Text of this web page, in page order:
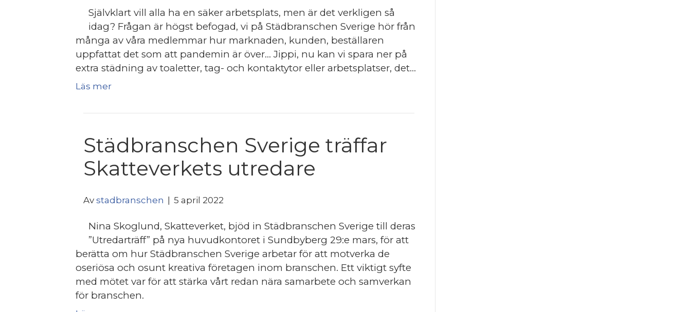
Självklart vill alla ha en säker arbetsplats, men är det verkligen så
idag? Frågan är högst befogad, vi på Städbranschen Sverige hör från
många av våra medlemmar hur marknaden, kunden, beställaren
uppfattat det som att pandemin är över… Jippi, nu kan vi spara ner på
extra städning av toaletter, tag- och kontaktytor eller arbetsplatser, det…
Läs mer
Städbranschen Sverige träffar
Skatteverkets utredare
Av stadbranschen 5 april 2022
Nina Skoglund, Skatteverket, bjöd in Städbranschen Sverige till deras
”Utredarträff” på nya huvudkontoret i Sundbyberg 29:e mars, för att
berätta om hur Städbranschen Sverige arbetar för att motverka de
oseriösa och osunt kreativa företagen inom branschen. Ett viktigt syfte
med mötet var för att stärka vårt redan nära samarbete och samverkan
för branschen.